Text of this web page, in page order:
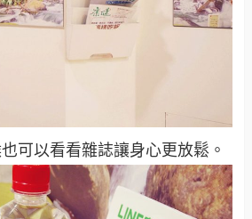
可以看看雜誌讓身心更放鬆。